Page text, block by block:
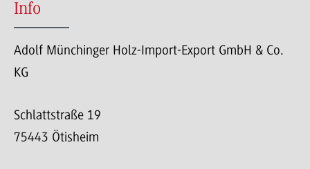
Info
Adolf Münchinger Holz-Import-Export GmbH & Co.
KG
Schlattstraße 19
75443 Ötisheim